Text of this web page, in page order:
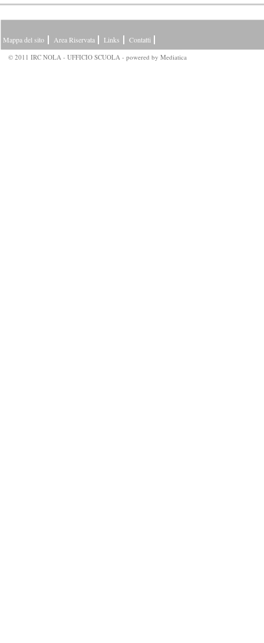
Mappa del sito Area Riservata Links Contatti
© 2011 IRC NOLA - UFFICIO SCUOLA - powered by Mediatica